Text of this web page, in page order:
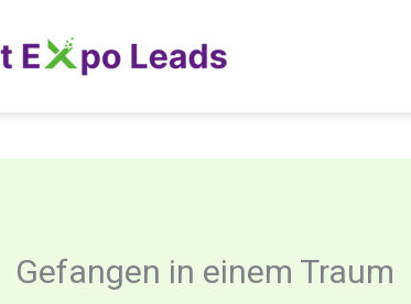
Gefangen in einem Traum